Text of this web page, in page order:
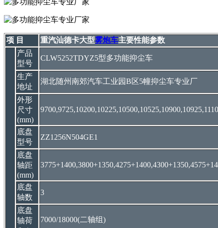
项 目 重汽汕德卡大型雾炮车主要性能参数
产品
型号
CLW5252TDYZ5型多功能抑尘车
生产
地址
湖北随州南郊汽车工业园B区5幢抑尘车专业厂
外形
尺寸
(mm)
底盘
型号
ZZ1256N504GE1
底盘
轴距
(mm)
底盘
轴数
3
底盘
轴荷
7000/18000(二轴组)